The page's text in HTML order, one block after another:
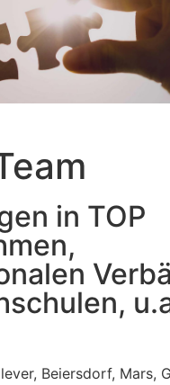
in TOP
Beiersdorf, Mars,